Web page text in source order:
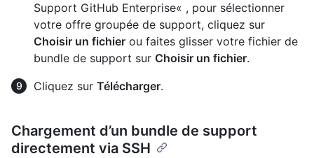
Support GitHub Enterprise« , pour sélectionner
votre offre groupée de support, cliquez sur
Choisir un fichier ou faites glisser votre fichier de
bundle de support sur Choisir un fichier.
Cliquez sur Télécharger.
Chargement d’un bundle de support
directement via SSH